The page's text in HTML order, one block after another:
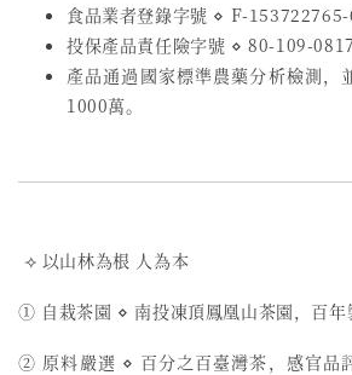
食品業者登錄字號 ⋄ F-
投保產品責任險字號 ⋄80-109-
產品通過國家標準農藥分析檢測，
1000萬。
⟢ 以山林為根 人為本
① 自栽茶園 ⋄ 南投凍頂鳳凰山茶園，百年
② 原料嚴選 ⋄ 百分之百臺灣茶，感官品